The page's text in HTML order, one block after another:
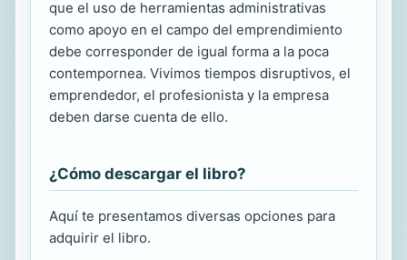
que el uso de herramientas administrativas
como apoyo en el campo del emprendimiento
debe corresponder de igual forma a la poca
contempornea. Vivimos tiempos disruptivos, el
emprendedor, el profesionista y la empresa
deben darse cuenta de ello.
¿Cómo descargar el libro?
Aquí te presentamos diversas opciones para
adquirir el libro.